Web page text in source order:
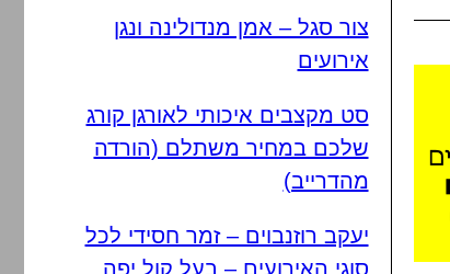
צור סגל – אמן מנדולינה ונגן
אירועים
סט מקצבים איכותי לאורגן קורג
שלכם במחיר משתלם (הורדה
מהדרייב)
יעקב רוזנבוים – זמר חסידי לכל
סוגי האירועים – בעל קול יפה